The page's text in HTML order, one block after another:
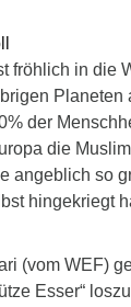
fröhlich in die
Planeten
der
die
angeblich so
hingekriegt
(vom WEF)
Esser“